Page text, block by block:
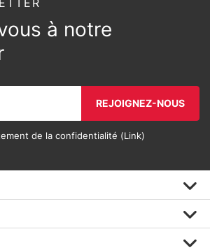
à notre
REJOIGNEZ-NOUS
de la confidentialité (Link)